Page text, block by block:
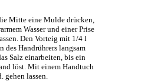
Mitte eine Mulde drücken,
Wasser und einer Prise
Den Vorteig mit 1/4 l
des Handrührers langsam
Salz einarbeiten, bis ein
löst. Mit einem Handtuch
gehen lassen.